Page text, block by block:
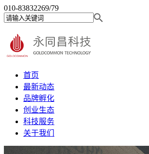
010-83832269/79
首页
最新动态
品牌孵化
创业生态
科技服务
关于我们